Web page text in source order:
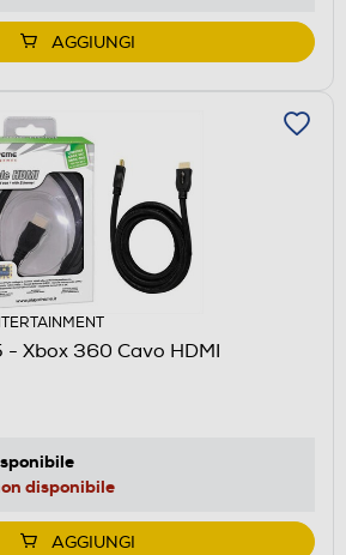
AGGIUNGI
Xbox 360 Cavo HDMI
disponibile
AGGIUNGI